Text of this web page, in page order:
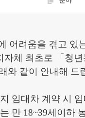
어려움을 겪고 있
자체 최초로
「 청
와 같이 안내해 드
임대차 계약 시 임
만 18~39세이하